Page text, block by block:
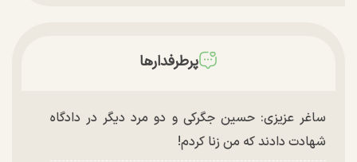
پرطرفدارها
ساغر عزیزی: حسین جگرکی و دو مرد دیگر در دادگاه
شهادت دادند که من زنا کردم!